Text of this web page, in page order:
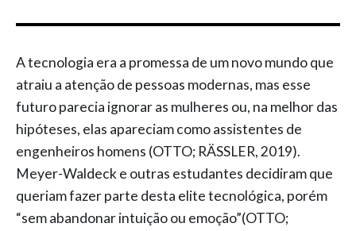
A tecnologia era a promessa de um novo mundo que
atraiu a atenção de pessoas modernas, mas esse
futuro parecia ignorar as mulheres ou, na melhor das
hipóteses, elas apareciam como assistentes de
engenheiros homens (OTTO; RÄSSLER, 2019).
Meyer-Waldeck e outras estudantes decidiram que
queriam fazer parte desta elite tecnológica, porém
“sem abandonar intuição ou emoção”(OTTO;